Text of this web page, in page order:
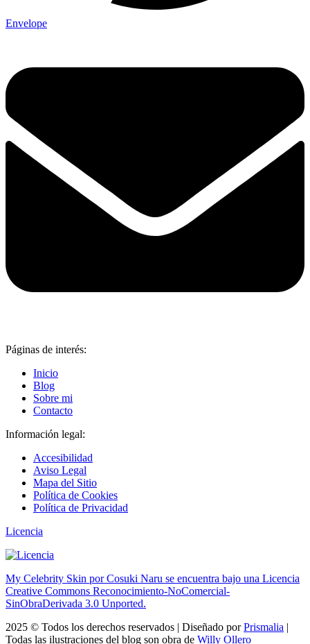
Envelope
Páginas de interés:
Inicio
Blog
Sobre mi
Contacto
Información legal:
Accesibilidad
Aviso Legal
Mapa del Sitio
Política de Cookies
Política de Privacidad
Licencia
My Celebrity Skin por Cosuki Naru se encuentra bajo una Licencia
Creative Commons Reconocimiento-NoComercial-
SinObraDerivada 3.0 Unported.
2025 © Todos los derechos reservados | Diseñado porPrismalia |
Todas las ilustraciones del blog son obra de Willy Ollero